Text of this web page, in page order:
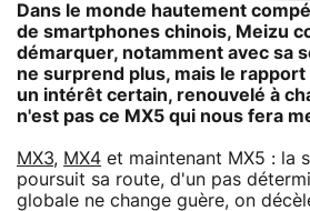
Dans le monde hautement
de smartphones chinois, Meizu
démarquer, notamment avec sa
ne surprend plus, mais le
un intérêt certain, renouvelé à
n'est pas ce MX5 qui nous fera
MX3, MX4 et maintenant MX5 : la
poursuit sa route, d'un pas
globale ne change guère, on